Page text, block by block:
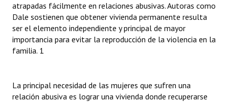
atrapadas fácilmente en relaciones abusivas. Autoras como
Dale sostienen que obtener vivienda permanente resulta
ser el elemento independiente y principal de mayor
importancia para evitar la reproducción de la violencia en la
familia. 1
La principal necesidad de las mujeres que sufren una
relación abusiva es lograr una vivienda donde recuperarse